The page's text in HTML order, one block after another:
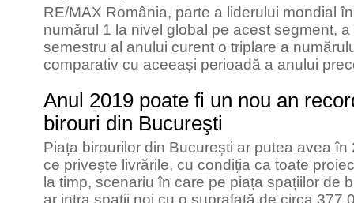
RE/MAX România, parte a liderului mondial
numărul 1 la nivel global pe acest segment,
semestru al anului curent o triplare a
comparativ cu aceeași perioadă a anului
Anul 2019 poate fi un nou an
birouri din Bucureşti
Piața birourilor din București ar putea avea
ce privește livrările, cu condiția ca toate
la timp, scenariu în care pe piața spațiilor de
ar intra spații noi cu o suprafață de circa